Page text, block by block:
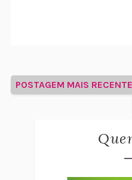
POSTAGEM MAIS RECENTE